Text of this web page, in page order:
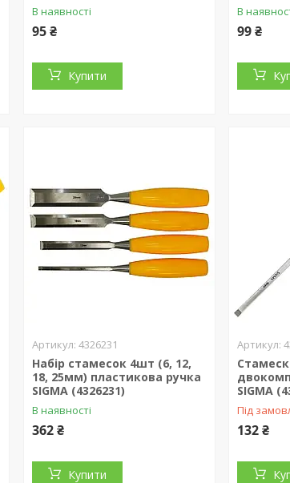
В наявності
95 ₴
Купити
В
99 ₴
4326231
Набір стамесок 4шт (6, 12,
18, 25мм) пластикова ручка
SIGMA (4326231)
В наявності
362 ₴
Купити
SIGMA
Під
132 ₴